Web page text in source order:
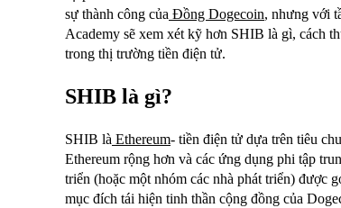
sự thành công của Đồng Dogecoin, nhưng với
Academy sẽ xem xét kỹ hơn SHIB là gì, cách
trong thị trường tiền điện tử.
SHIB là gì?
SHIB là Ethereum- tiền điện tử dựa trên tiêu
Ethereum rộng hơn và các ứng dụng phi tập
triển (hoặc một nhóm các nhà phát triển)
mục đích tái hiện tinh thần cộng đồng của